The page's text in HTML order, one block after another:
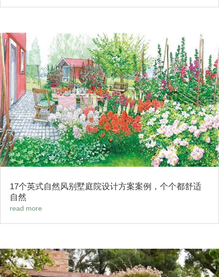
17个英式自然风别墅庭院设计方案案例，个个都舒适
自然
read more